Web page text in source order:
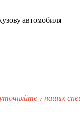
автомобиля
у наших